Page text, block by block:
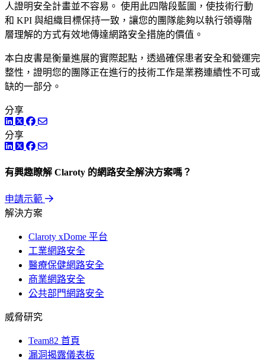
人證明安全計畫並不容易。 使用此四階段藍圖，使技術行動
和 KPI 與組織目標保持一致，讓您的團隊能夠以執行領導階
層理解的方式有效地傳達網路安全措施的價值。
本白皮書是衡量進展的實際起點，透過確保患者安全和營運完
整性，證明您的團隊正在進行的技術工作是業務連續性不可或
缺的一部分。
分享
LinkedIn
TwitterFacebook
分享
LinkedIn
TwitterFacebook
有興趣瞭解 Claroty 的網路安全解決方案嗎？
申請示範
解決方案
Claroty xDome 平台
工業網路安全
醫療保健網路安全
商業網路安全
公共部門網路安全
威脅研究
Team82 首頁
漏洞揭露儀表板